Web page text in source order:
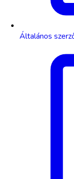
Általános